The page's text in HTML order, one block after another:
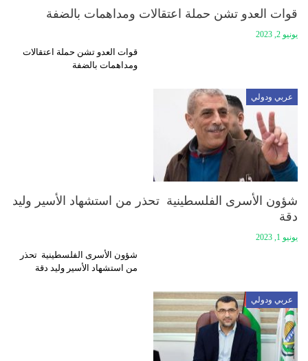
قوات العدو تشن حملة اعتقالات ومداهمات بالضفة
يونيو 2, 2023
قوات العدو تشن حملة اعتقالات
ومداهمات بالضفة
عربي ودولي
شؤون الأسرى الفلسطينية تحذر من استشهاد الأسير وليد
دقة
يونيو 1, 2023
شؤون الأسرى الفلسطينية تحذر
من استشهاد الأسير وليد دقة
عربي ودولي